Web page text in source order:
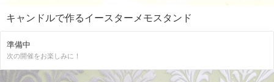
キャンドルで作るイースターメモスタンド
準備中
次の開催をお楽しみに！